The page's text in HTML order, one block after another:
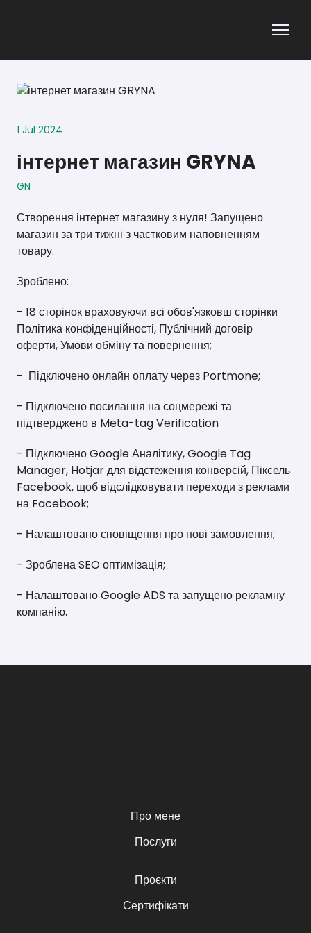
1 Jul 2024
інтернет магазин GRYNA
GN
Створення інтернет магазину з нуля! Запущено
магазин за три тижні з частковим наповненням
товару.
Зроблено:
- 18 сторінок враховуючи всі обов'язковш сторінки
Політика конфіденційності, Публічний договір
оферти, Умови обміну та повернення;
- Підключено онлайн оплату через Portmone;
- Підключено посилання на соцмережі та
підтверджено в Meta-tag Verification
- Підключено Google Аналітику, Google Tag
Manager, Hotjar для відстеження конверсій, Піксель
Facebook, щоб відслідковувати переходи з реклами
на Facebook;
- Налаштовано сповіщення про нові замовлення;
- Зроблена SEO оптимізація;
- Налаштовано Google ADS та запущено рекламну
компанію.
Про мене
Послуги
Проєкти
Сертифікати